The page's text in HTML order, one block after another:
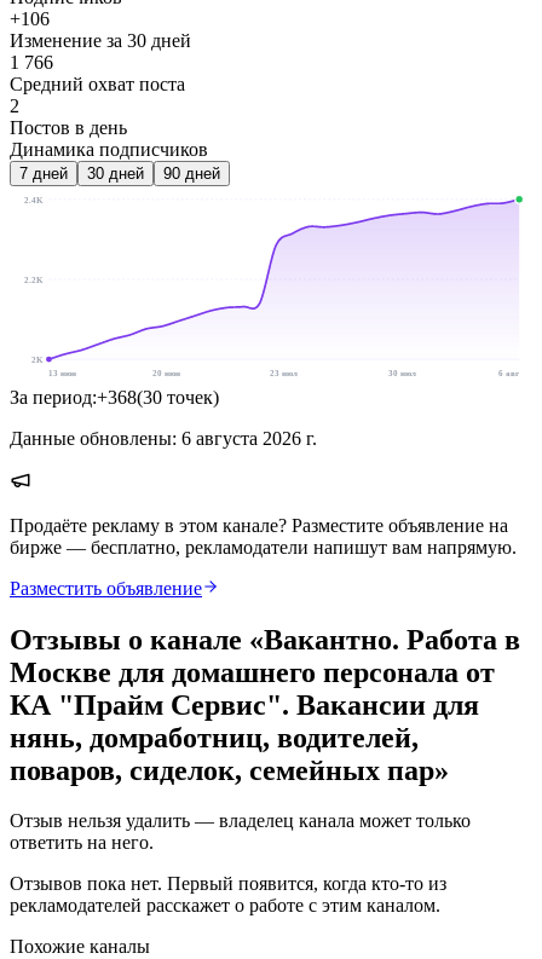
+106
Изменение за 30 дней
1 766
Средний охват поста
2
Постов в день
Динамика подписчиков
7 дней 30 дней 90 дней
2.4K
2.2K
2K
13 июн
20 июн 23 июл 30 июл 6 авг
За период:+368(30 точек)
Данные обновлены: 6 августа 2026 г.
Продаёте рекламу в этом канале? Разместите объявление на
бирже — бесплатно, рекламодатели напишут вам напрямую.
Разместить объявление
Отзывы о канале «Вакантно. Работа в
Москве для домашнего персонала от
КА "Прайм Сервис". Вакансии для
нянь, домработниц, водителей,
поваров, сиделок, семейных пар»
Отзыв нельзя удалить — владелец канала может только
ответить на него.
Отзывов пока нет. Первый появится, когда кто-то из
рекламодателей расскажет о работе с этим каналом.
Похожие каналы